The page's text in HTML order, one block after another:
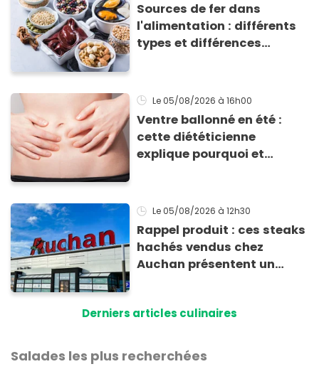
Sources de fer dans
l'alimentation : différents
types et différences
Le 05/08/2026 à 16h00
Ventre ballonné en été :
cette diététicienne
explique pourquoi et
Le 05/08/2026 à 12h30
Rappel produit : ces steaks
hachés vendus chez
Auchan présentent un
Derniers articles culinaires
Salades les plus recherchées